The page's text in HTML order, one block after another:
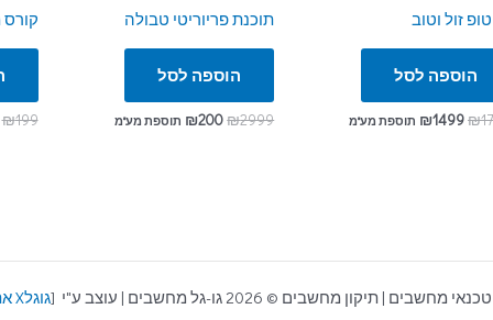
זול וטוב
הוספה לסל
₪
₪1499 תוספת מע"מ
תוכנת פריוריטי טבולה
הוספה לסל
₪2999
₪200 תוספת מע"מ ₪199
| תיקון מחשבים © 2026 גו-גל מחשבים | עוצב ע"י [ גוגלX אתרים לעסקים